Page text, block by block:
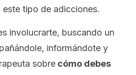
este tipo de adicciones.
involucrarte, buscando un
informándote y
sobre cómo debes